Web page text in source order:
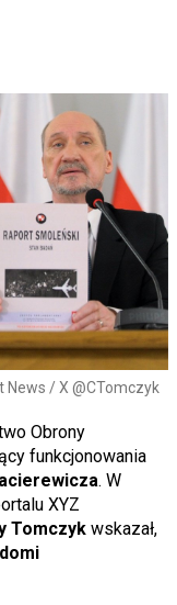
News / X @CTomczyk
Obrony
funkcjonowania
. W
XYZ
Tomczyk wskazał,